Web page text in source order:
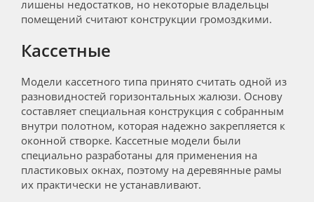
лишены недостатков, но некоторые владельцы
помещений считают конструкции громоздкими.
Кассетные
Модели кассетного типа принято считать одной из
разновидностей горизонтальных жалюзи. Основу
составляет специальная конструкция с собранным
внутри полотном, которая надежно закрепляется к
оконной створке. Кассетные модели были
специально разработаны для применения на
пластиковых окнах, поэтому на деревянные рамы
их практически не устанавливают.